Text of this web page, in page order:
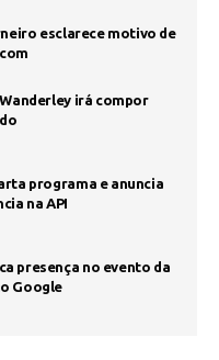
esclarece motivo de
irá compor
programa e anuncia
na API
presença no evento da
Google